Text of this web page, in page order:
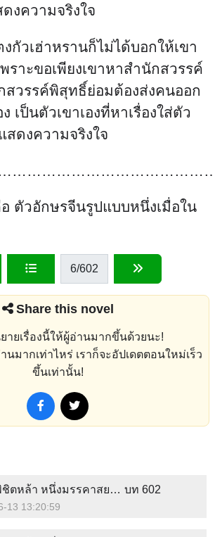
งความจริงใจ
กัวเฮ่าหรานก็ไม่ได้บอกให้เขา
ราะขอเพียงเขาหาสำนักสวรรค์
วรรค์พิสุทธิ์ย่อมต้องส่งคนออก
เป็นตัวเขาเองที่หาเรื่องใส่ตัว
สดงความจริงใจ
ตัวอักษรจีนรูปแบบหนึ่งเมื่อใน
6/602
Share this novel
ายเรื่องนี้ให้ผู้อ่านมากขึ้นด้วยนะ!
มากเท่าไหร่ เราก็จะอัปเดตตอนใหม่เร็ว
ขึ้นเท่านั้น!
ราชันพิชิตหล้า หนึ่งมรรคาสยบฟ้า บท 602
13 13:20:59